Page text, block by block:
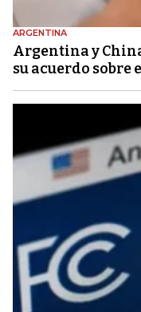
ARGENTINA
Argentina y
su acuerdo